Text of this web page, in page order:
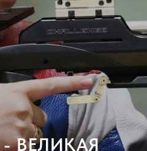
ВЕЛИКАЯ